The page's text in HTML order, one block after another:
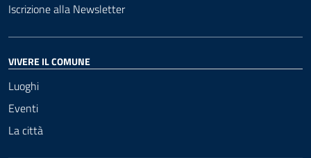
Iscrizione alla Newsletter
VIVERE IL COMUNE
Luoghi
Eventi
La città